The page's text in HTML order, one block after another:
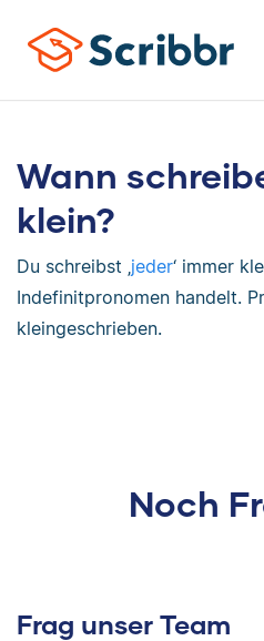
Wann
klein?
Du schreibst ‚jeder‘ immer
Indefinitpronomen handelt.
kleingeschrieben.
Noch
Frag unser Team